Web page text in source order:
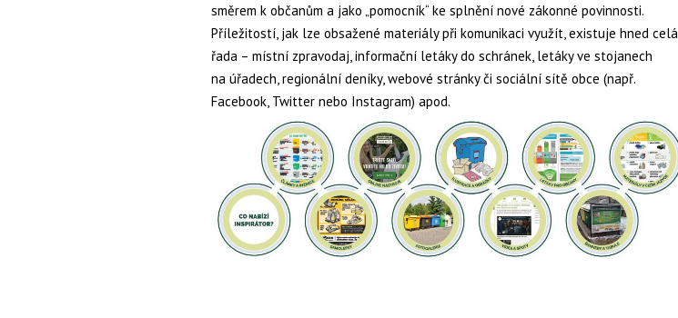
směrem k občanům a jako „pomocník“ ke splnění nové zákonné povinnosti.
Příležitostí, jak lze obsažené materiály při komunikaci využít, existuje hned celá
řada – místní zpravodaj, informační letáky do schránek, letáky ve stojanech
na úřadech, regionální deníky, webové stránky či sociální sítě obce (např.
Facebook, Twitter nebo Instagram) apod.